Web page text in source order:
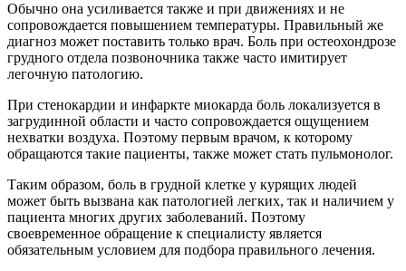
Обычно она усиливается также и при движениях и не
сопровождается повышением температуры. Правильный же
диагноз может поставить только врач. Боль при остеохондрозе
грудного отдела позвоночника также часто имитирует
легочную патологию.
При стенокардии и инфаркте миокарда боль локализуется в
загрудинной области и часто сопровождается ощущением
нехватки воздуха. Поэтому первым врачом, к которому
обращаются такие пациенты, также может стать пульмонолог.
Таким образом, боль в грудной клетке у курящих людей
может быть вызвана как патологией легких, так и наличием у
пациента многих других заболеваний. Поэтому
своевременное обращение к специалисту является
обязательным условием для подбора правильного лечения.